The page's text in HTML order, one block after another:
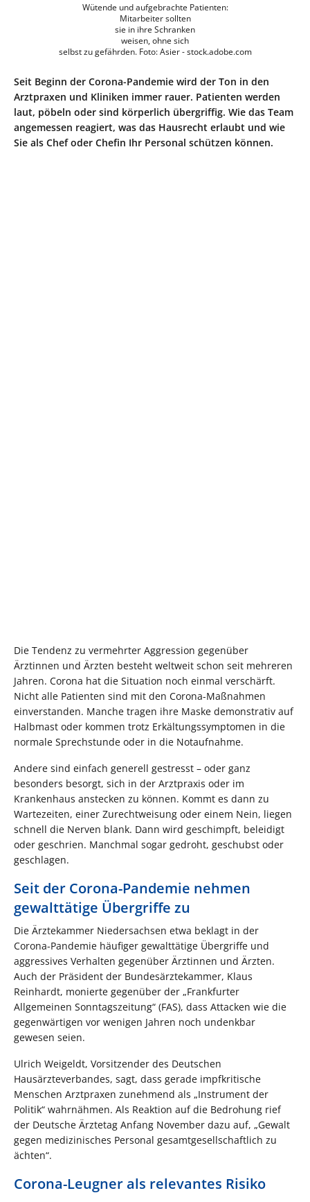
Wütende und aufgebrachte Patienten:
Mitarbeiter sollten
sie in ihre Schranken
weisen, ohne sich
selbst zu gefährden. Foto: Asier - stock.adobe.com
Seit Beginn der Corona-Pandemie wird der Ton in den
Arztpraxen und Kliniken immer rauer. Patienten werden
laut, pöbeln oder sind körperlich übergriffig. Wie das Team
angemessen reagiert, was das Hausrecht erlaubt und wie
Sie als Chef oder Chefin Ihr Personal schützen können.
Die Tendenz zu vermehrter Aggression gegenüber
Ärztinnen und Ärzten besteht weltweit schon seit mehreren
Jahren. Corona hat die Situation noch einmal verschärft.
Nicht alle Patienten sind mit den Corona-Maßnahmen
einverstanden. Manche tragen ihre Maske demonstrativ auf
Halbmast oder kommen trotz Erkältungssymptomen in die
normale Sprechstunde oder in die Notaufnahme.
Andere sind einfach generell gestresst – oder ganz
besonders besorgt, sich in der Arztpraxis oder im
Krankenhaus anstecken zu können. Kommt es dann zu
Wartezeiten, einer Zurechtweisung oder einem Nein, liegen
schnell die Nerven blank. Dann wird geschimpft, beleidigt
oder geschrien. Manchmal sogar gedroht, geschubst oder
geschlagen.
Seit der Corona-Pandemie nehmen
gewalttätige Übergriffe zu
Die Ärztekammer Niedersachsen etwa beklagt in der
Corona-Pandemie häufiger gewalttätige Übergriffe und
aggressives Verhalten gegenüber Ärztinnen und Ärzten.
Auch der Präsident der Bundesärztekammer, Klaus
Reinhardt, monierte gegenüber der „Frankfurter
Allgemeinen Sonntagszeitung“ (FAS), dass Attacken wie die
gegenwärtigen vor wenigen Jahren noch undenkbar
gewesen seien.
Ulrich Weigeldt, Vorsitzender des Deutschen
Hausärzteverbandes, sagt, dass gerade impfkritische
Menschen Arztpraxen zunehmend als „Instrument der
Politik“ wahrnähmen. Als Reaktion auf die Bedrohung rief
der Deutsche Ärztetag Anfang November dazu auf, „Gewalt
gegen medizinisches Personal gesamtgesellschaftlich zu
ächten“.
Corona-Leugner als relevantes Risiko